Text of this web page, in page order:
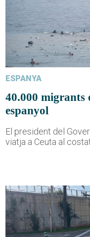
ESPANYA
40.000
espanyol
El president del
viatja a Ceuta al